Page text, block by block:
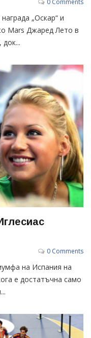
„Оскар“ и
Mars Джаред Лето в
0 Comments
на Испания на
е достатъчна само